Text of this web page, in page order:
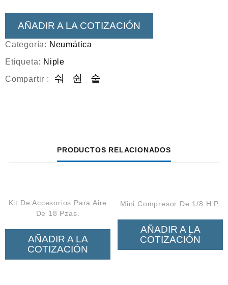
Ciclismo
AÑADIR A LA COTIZACIÓN
Categoría: Neumática
Etiqueta: Niple
Compartir :
PRODUCTOS RELACIONADOS
Kit De Accesorios Para Aire
De 18 Pzas.
AÑADIR A LA
COTIZACIÓN
Mini Compresor De 1/8 H.P.
AÑADIR A LA
COTIZACIÓN